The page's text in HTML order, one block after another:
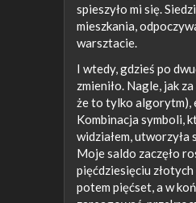
spieszyło mi się.
mieszkania,
warsztacie.
I wtedy, gdzieś po
zmieniło. Nagle, jak
że to tylko algorytm),
Kombinacja symboli,
widziałem, utworzyła
Moje saldo zaczęło
pięćdziesięciu
potem pięćset, a w